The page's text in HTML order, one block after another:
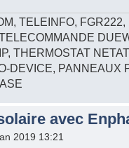
TELEINFO,
THERMOSTAT
DEVICE, PANNEAUX
avec
2019 13:21